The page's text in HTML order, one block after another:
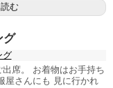
む
グ
グ
席。 お着物はお手持ち
屋さんにも 見に行かれ